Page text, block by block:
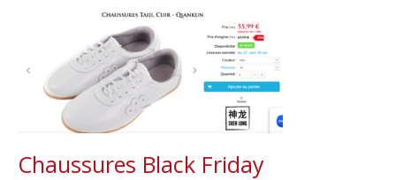
Chaussures Black Friday